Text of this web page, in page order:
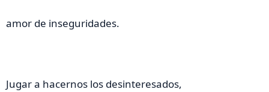
amor de inseguridades.
Jugar a hacernos los desinteresados,